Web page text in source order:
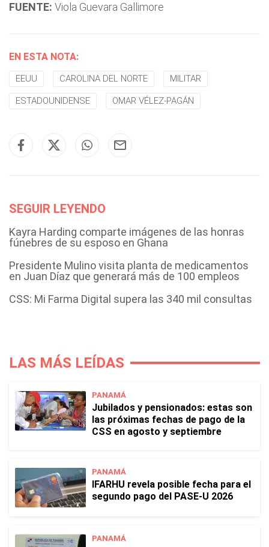
FUENTE: Viola Guevara Gallimore
EN ESTA NOTA:
EEUU CAROLINA DEL NORTE MILITAR
ESTADOUNIDENSE OMAR VÉLEZ-PAGÁN
SEGUIR LEYENDO
Kayra Harding comparte imágenes de las honras
fúnebres de su esposo en Ghana
Presidente Mulino visita planta de medicamentos
en Juan Díaz que generará más de 100 empleos
CSS: Mi Farma Digital supera las 340 mil consultas
LAS MÁS LEÍDAS
PANAMÁ
Jubilados y pensionados: estas son
las próximas fechas de pago de la
CSS en agosto y septiembre
PANAMÁ
IFARHU revela posible fecha para el
segundo pago del PASE-U 2026
PANAMÁ